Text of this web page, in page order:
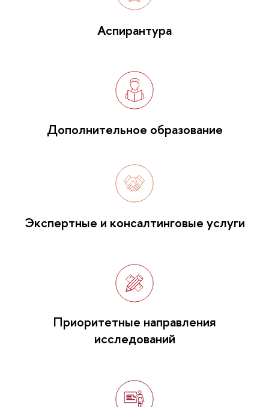
Аспирантура
Дополнительное образование
Экспертные и консалтинговые услуги
Приоритетные направления
исследований